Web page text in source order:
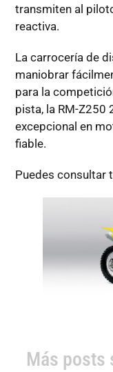
transmiten al
reactiva.
La carrocería de
maniobrar
para la
pista, la RM-Z250
excepcional en
fiable.
Puedes consultar
Más posts